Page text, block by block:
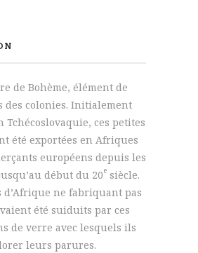
de Bohème, élément de
des colonies. Initialement
Tchécoslovaquie, ces petites
été exportées en Afriques
européens depuis les
début du 20e siècle.
d’Afrique ne fabriquant pas
été suiduits par ces
de verre avec lesquels ils
leurs parures.